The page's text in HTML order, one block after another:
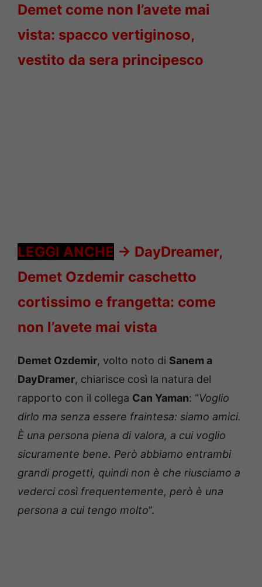
Demet come non l’avete mai
vista: spacco vertiginoso,
vestito da sera principesco
LEGGI ANCHE -> DayDreamer,
Demet Ozdemir caschetto
cortissimo e frangetta: come
non l’avete mai vista
Demet Ozdemir, volto noto di Sanem a
DayDramer, chiarisce così la natura del
rapporto con il collega Can Yaman: “Voglio
dirlo ma senza essere fraintesa: siamo amici.
È una persona piena di valora, a cui voglio
sicuramente bene. Però abbiamo entrambi
grandi progetti, quindi non è che riusciamo a
vederci così frequentemente, però è una
persona a cui tengo molto”.